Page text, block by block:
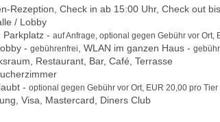
Rezeption, Check in ab 15:00 Uhr, Check out
/ Lobby
Parkplatz - auf Anfrage, optional gegen Gebühr vor Ort,
- gebührenfrei , WLAN im ganzen Haus -
Restaurant, Bar, Café, Terrasse
- optional gegen Gebühr vor Ort, EUR 20,00 pro
Visa, Mastercard, Diners Club